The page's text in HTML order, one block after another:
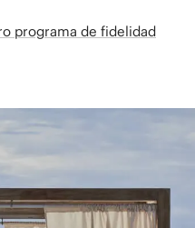
programa de fidelidad